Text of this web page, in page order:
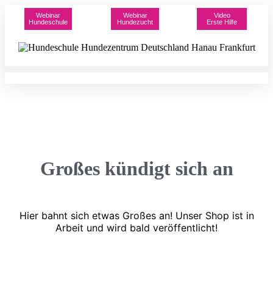
Webinar
Hundeschule
Webinar
Hundezucht
Video
Erste Hilfe
Großes kündigt sich an
Hier bahnt sich etwas Großes an! Unser Shop ist in
Arbeit und wird bald veröffentlicht!